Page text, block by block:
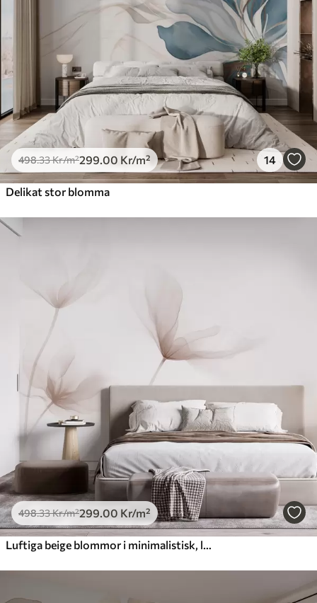
Premiumvinyl
.00 435.00
Peel and Stick
.00540.00Kr/m²
498.33Kr/m²299 .00 Kr/m² 14
Delikat stor blomma
498.33Kr/m²299 .00 Kr/m²